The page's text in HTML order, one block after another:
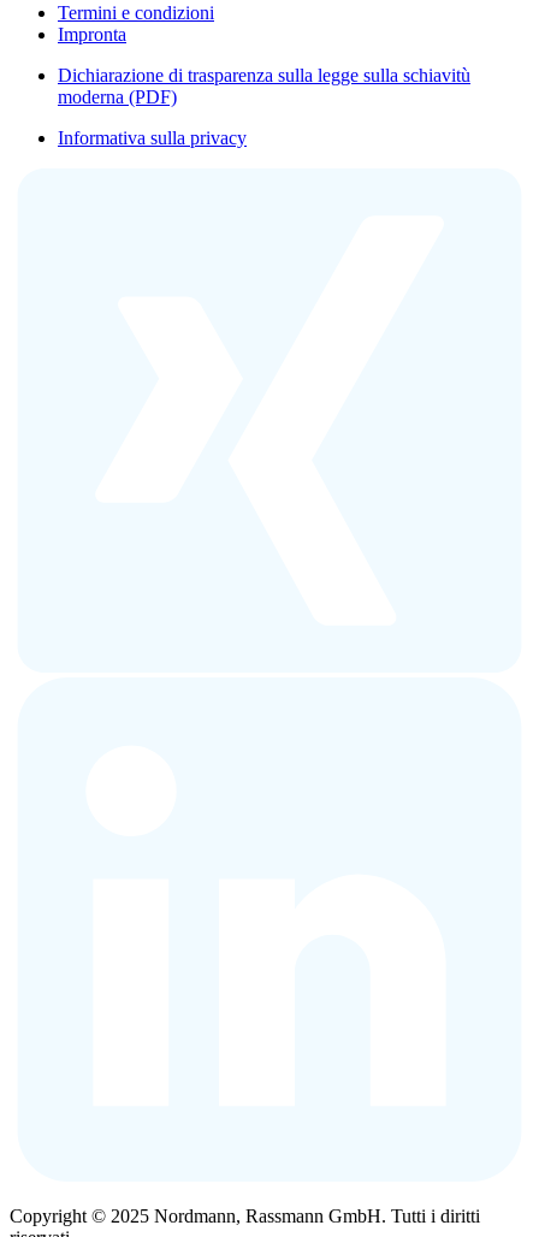
Termini e condizioni
Impronta
Dichiarazione di trasparenza sulla legge sulla schiavitù
moderna (PDF)
Informativa sulla privacy
Copyright © 2025 Nordmann, Rassmann GmbH. Tutti i diritti